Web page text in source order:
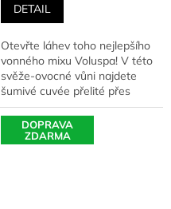
DETAIL
Otevřte láhev toho nejlepšího
vonného mixu Voluspa! V této
svěže-ovocné vůni najdete
šumivé cuvée přelité přes
plátky šťavnatého...
DOPRAVA
ZDARMA